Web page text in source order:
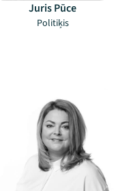
Juris Pūce
Politiķis